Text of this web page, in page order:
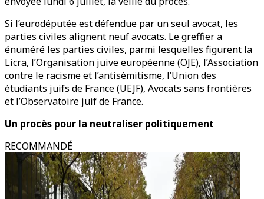
Si l’eurodéputée est défendue par un seul avocat, les
parties civiles alignent neuf avocats. Le greffier a
énuméré les parties civiles, parmi lesquelles figurent la
Licra, l’Organisation juive européenne (OJE), l’Association
contre le racisme et l’antisémitisme, l’Union des
étudiants juifs de France (UEJF), Avocats sans frontières
et l’Observatoire juif de France.
Un procès pour la neutraliser politiquement
RECOMMANDÉ